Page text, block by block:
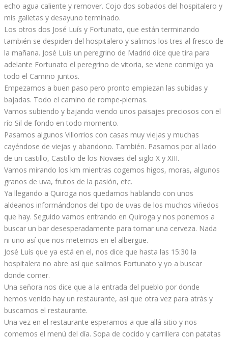
echo agua caliente y remover. Cojo dos sobados del hospitalero y
mis galletas y desayuno terminado.
Los otros dos José Luís y Fortunato, que están terminando
también se despiden del hospitalero y salimos los tres al fresco de
la mañana. José Luís un peregrino de Madrid dice que tira para
adelante Fortunato el peregrino de vitoria, se viene conmigo ya
todo el Camino juntos.
Empezamos a buen paso pero pronto empiezan las subidas y
bajadas. Todo el camino de rompe-piernas.
Vamos subiendo y bajando viendo unos paisajes preciosos con el
río Sil de fondo en todo momento.
Pasamos algunos Villorrios con casas muy viejas y muchas
cayéndose de viejas y abandono. También. Pasamos por al lado
de un castillo, Castillo de los Novaes del siglo X y XIII.
Vamos mirando los km mientras cogemos higos, moras, algunos
granos de uva, frutos de la pasión, etc.
Ya llegando a Quiroga nos quedamos hablando con unos
aldeanos informándonos del tipo de uvas de los muchos viñedos
que hay. Seguido vamos entrando en Quiroga y nos ponemos a
buscar un bar desesperadamente para tomar una cerveza. Nada
ni uno así que nos metemos en el albergue.
José Luís que ya está en el, nos dice que hasta las 15:30 la
hospitalera no abre así que salimos Fortunato y yo a buscar
donde comer.
Una señora nos dice que a la entrada del pueblo por donde
hemos venido hay un restaurante, así que otra vez para atrás y
buscamos el restaurante.
Una vez en el restaurante esperamos a que allá sitio y nos
comemos el menú del día. Sopa de cocido y carrillera con patatas